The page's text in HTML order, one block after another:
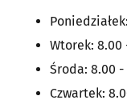
Wtorek: 8.00
Środa: 8.00 -
Czwartek: